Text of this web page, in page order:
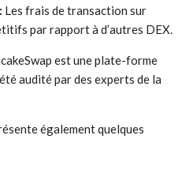
Les frais de transaction sur
par rapport à d’autres DEX.
est une plate-forme
audité par des experts de la
également quelques